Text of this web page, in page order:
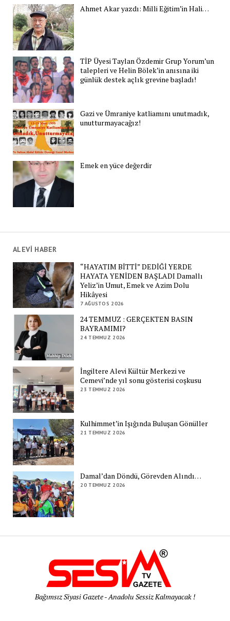
Ahmet Akar yazdı: Milli Eğitim’in Hali…
TİP Üyesi Taylan Özdemir Grup Yorum’un
talepleri ve Helin Bölek’in anısına iki
günlük destek açlık grevine başladı!
Gazi ve Ümraniye katliamını unutmadık,
unutturmayacağız!
Emek en yüce değerdir
ALEVİ HABER
“HAYATIM BİTTİ” DEDİĞİ YERDE
HAYATA YENİDEN BAŞLADI Damallı
Yeliz’in Umut, Emek ve Azim Dolu
Hikâyesi
7 AĞUSTOS 2026
24 TEMMUZ : GERÇEKTEN BASIN
BAYRAMIMI?
24 TEMMUZ 2026
İngiltere Alevi Kültür Merkezi ve
Cemevi’nde yıl sonu gösterisi coşkusu
23 TEMMUZ 2026
Kulhimmet’in Işığında Buluşan Gönüller
21 TEMMUZ 2026
Damal’dan Döndü, Görevden Alındı…
20 TEMMUZ 2026
Bağımsız Siyasi Gazete - Anadolu Sessiz Kalmayacak !